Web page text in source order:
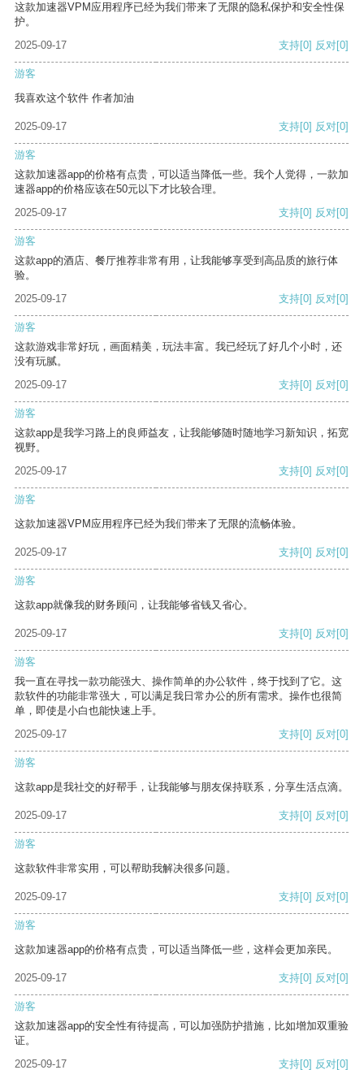
这款加速器VPM应用程序已经为我们带来了无限的隐私保护和安全性保
护。
2025-09-17
支持[0] 反对[0]
游客
我喜欢这个软件 作者加油
2025-09-17 支持[0] 反对[0]
游客
这款加速器app的价格有点贵，可以适当降低一些。我个人觉得，一款加
速器app的价格应该在50元以下才比较合理。
2025-09-17
支持[0] 反对[0]
游客
这款app的酒店、餐厅推荐非常有用，让我能够享受到高品质的旅行体
验。
2025-09-17
支持[0] 反对[0]
游客
这款游戏非常好玩，画面精美，玩法丰富。我已经玩了好几个小时，还
没有玩腻。
2025-09-17
支持[0] 反对[0]
游客
这款app是我学习路上的良师益友，让我能够随时随地学习新知识，拓宽
视野。
2025-09-17
支持[0] 反对[0]
游客
这款加速器VPM应用程序已经为我们带来了无限的流畅体验。
2025-09-17 支持[0] 反对[0]
游客
这款app就像我的财务顾问，让我能够省钱又省心。
2025-09-17 支持[0] 反对[0]
游客
我一直在寻找一款功能强大、操作简单的办公软件，终于找到了它。这
款软件的功能非常强大，可以满足我日常办公的所有需求。操作也很简
单，即使是小白也能快速上手。
2025-09-17
支持[0] 反对[0]
游客
这款app是我社交的好帮手，让我能够与朋友保持联系，分享生活点滴。
2025-09-17 支持[0] 反对[0]
游客
这款软件非常实用，可以帮助我解决很多问题。
2025-09-17 支持[0] 反对[0]
游客
这款加速器app的价格有点贵，可以适当降低一些，这样会更加亲民。
2025-09-17 支持[0] 反对[0]
游客
这款加速器app的安全性有待提高，可以加强防护措施，比如增加双重验
证。
2025-09-17
支持[0] 反对[0]